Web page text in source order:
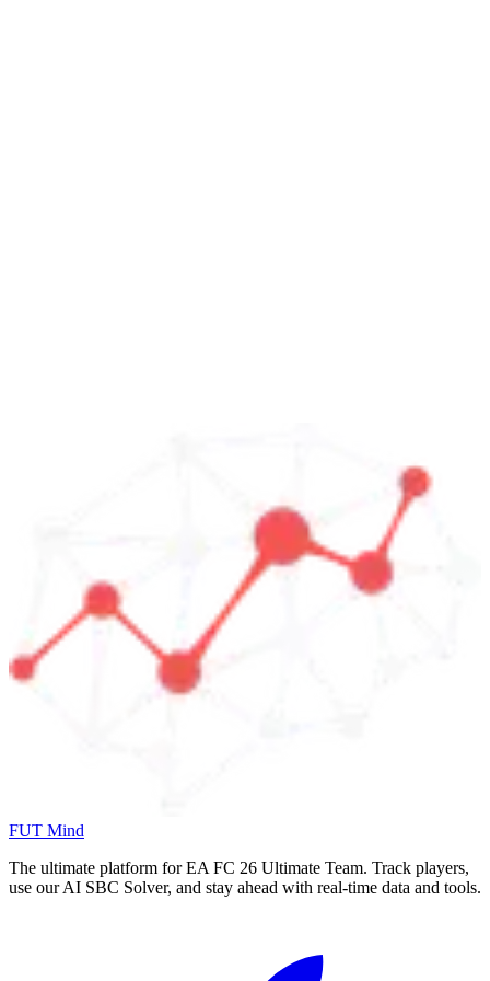
FUT Mind
The ultimate platform for EA FC 26 Ultimate Team. Track players,
use our AI SBC Solver, and stay ahead with real-time data and tools.